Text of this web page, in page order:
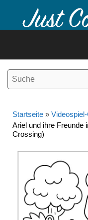
Inhalt
Startseite »
Ariel und ihre Freunde
Crossing)